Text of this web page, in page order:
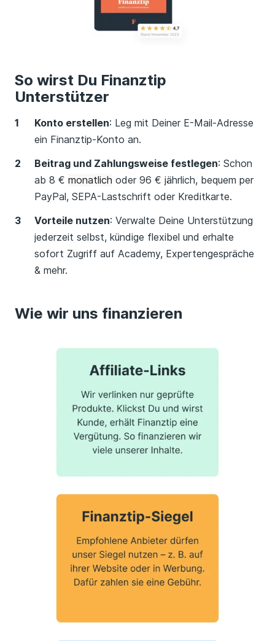
So wirst Du Finanztip
Unterstützer
Konto erstellen: Leg mit Deiner E-Mail-Adresse
ein Finanztip-Konto an.
Beitrag und Zahlungsweise festlegen: Schon
ab 8 € monatlich oder 96 € jährlich, bequem per
PayPal, SEPA-Lastschrift oder Kreditkarte.
Vorteile nutzen: Verwalte Deine Unterstützung
jederzeit selbst, kündige flexibel und erhalte
sofort Zugriff auf Academy, Expertengespräche
& mehr.
Wie wir uns finanzieren